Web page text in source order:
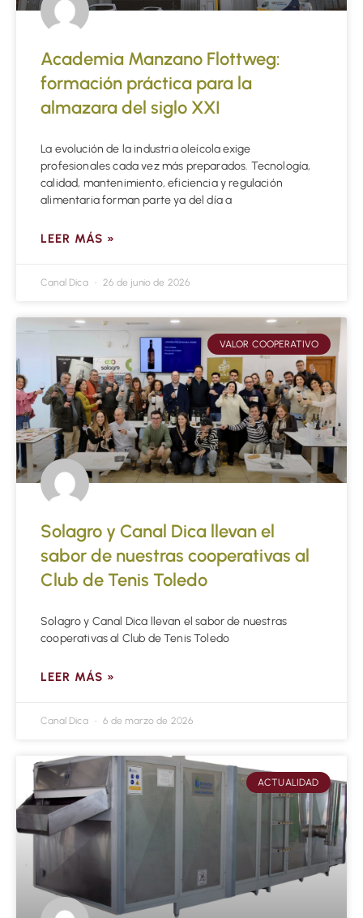
Academia Manzano Flottweg:
formación práctica para la
almazara del siglo XXI
La evolución de la industria oleícola exige
profesionales cada vez más preparados. Tecnología,
calidad, mantenimiento, eficiencia y regulación
alimentaria forman parte ya del día a
LEER MÁS »
Canal Dica 26 de junio de 2026
VALOR COOPERATIVO
Solagro y Canal Dica llevan el
sabor de nuestras cooperativas al
Club de Tenis Toledo
Solagro y Canal Dica llevan el sabor de nuestras
cooperativas al Club de Tenis Toledo
LEER MÁS »
Canal Dica 6 de marzo de 2026
ACTUALIDAD